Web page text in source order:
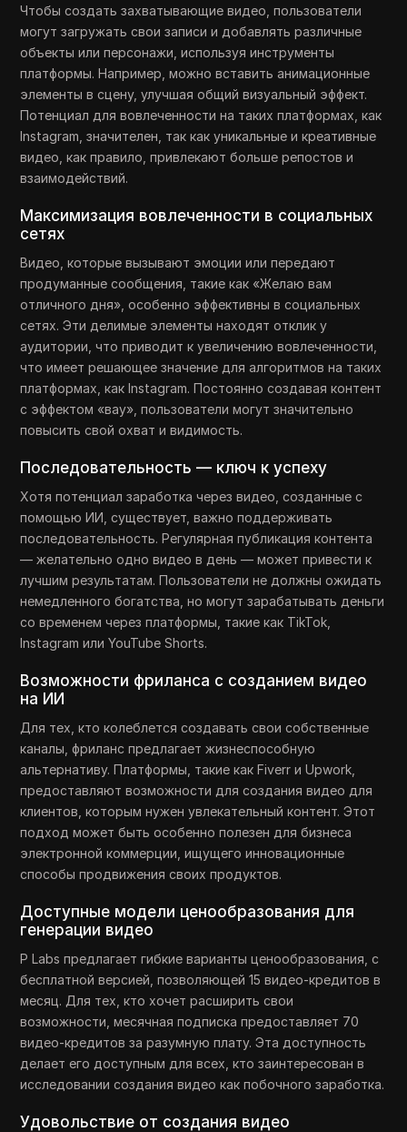
Чтобы создать захватывающие видео, пользователи
могут загружать свои записи и добавлять различные
объекты или персонажи, используя инструменты
платформы. Например, можно вставить анимационные
элементы в сцену, улучшая общий визуальный эффект.
Потенциал для вовлеченности на таких платформах, как
Instagram, значителен, так как уникальные и креативные
видео, как правило, привлекают больше репостов и
взаимодействий.
Максимизация вовлеченности в социальных
сетях
Видео, которые вызывают эмоции или передают
продуманные сообщения, такие как «Желаю вам
отличного дня», особенно эффективны в социальных
сетях. Эти делимые элементы находят отклик у
аудитории, что приводит к увеличению вовлеченности,
что имеет решающее значение для алгоритмов на таких
платформах, как Instagram. Постоянно создавая контент
с эффектом «вау», пользователи могут значительно
повысить свой охват и видимость.
Последовательность — ключ к успеху
Хотя потенциал заработка через видео, созданные с
помощью ИИ, существует, важно поддерживать
последовательность. Регулярная публикация контента
— желательно одно видео в день — может привести к
лучшим результатам. Пользователи не должны ожидать
немедленного богатства, но могут зарабатывать деньги
со временем через платформы, такие как TikTok,
Instagram или YouTube Shorts.
Возможности фриланса с созданием видео
на ИИ
Для тех, кто колеблется создавать свои собственные
каналы, фриланс предлагает жизнеспособную
альтернативу. Платформы, такие как Fiverr и Upwork,
предоставляют возможности для создания видео для
клиентов, которым нужен увлекательный контент. Этот
подход может быть особенно полезен для бизнеса
электронной коммерции, ищущего инновационные
способы продвижения своих продуктов.
Доступные модели ценообразования для
генерации видео
P Labs предлагает гибкие варианты ценообразования, с
бесплатной версией, позволяющей 15 видео-кредитов в
месяц. Для тех, кто хочет расширить свои
возможности, месячная подписка предоставляет 70
видео-кредитов за разумную плату. Эта доступность
делает его доступным для всех, кто заинтересован в
исследовании создания видео как побочного заработка.
Удовольствие от создания видео